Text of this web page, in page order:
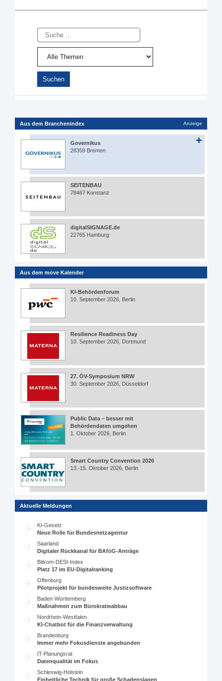
Suche
Aus dem Branchenindex Anzeige
Governikus
28359 Bremen
SEITENBAU
78467 Konstanz
digitalSIGNAGE.de
22765 Hamburg
Aus dem move Kalender
KI-Behördenforum
10. September 2026, Berlin
Resilience Readiness Day
10. September 2026, Dortmund
27. ÖV-Symposium NRW
30. September 2026, Düsseldorf
Public Data – besser mit
Behördendaten umgehen
1. Oktober 2026, Berlin
Smart Country Convention 2026
13.-15. Oktober 2026, Berlin
Aktuelle Meldungen
KI-Gesetz
Neue Rolle für Bundesnetzagentur
Saarland
Digitaler Rückkanal für BAföG-Anträge
Bitkom-DESI-Index
Platz 17 im EU-Digitalranking
Offenburg
Pilotprojekt für bundesweite Justizsoftware
Baden-Württemberg
Maßnahmen zum Bürokratieabbau
Nordrhein-Westfalen
KI-Chatbot für die Finanzverwaltung
Brandenburg
Immer mehr Fokusdienste angebunden
IT-Planungsrat
Datenqualität im Fokus
Schleswig-Holstein
Einheitliche Technik für große Schadenslagen